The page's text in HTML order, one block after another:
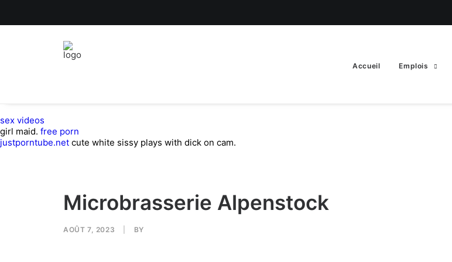
Accueil Emplois
sex videos
girl maid. free porn
justporntube.net cute white sissy plays with dick on cam.
Microbrasserie Alpenstock
AOÛT 7, 2023 BY